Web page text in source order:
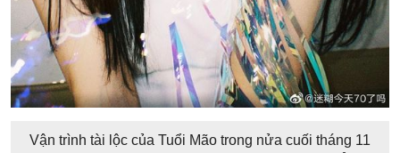
Vận trình tài lộc của Tuổi Mão trong nửa cuối tháng 11